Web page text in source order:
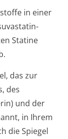
in einer
Statine
das zur
des
und der
in Ihrem
die Spiegel